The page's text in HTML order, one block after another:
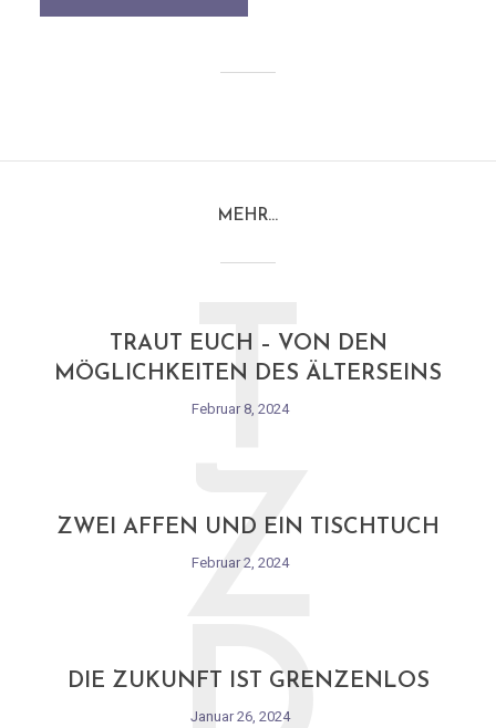
MEHR…
TRAUT EUCH – VON DEN
MÖGLICHKEITEN DES ÄLTERSEINS
Februar 8, 2024
T
ZWEI AFFEN UND EIN TISCHTUCH
Februar 2, 2024
Z
DIE ZUKUNFT IST GRENZENLOS
Januar 26, 2024